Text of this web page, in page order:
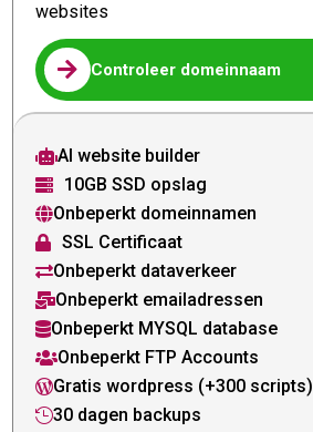
websites
 Controleer domeinnaam
AI website builder
 10GB SSD opslag
Onbeperkt domeinnamen
 SSL Certificaat
Onbeperkt dataverkeer
Onbeperkt emailadressen
Onbeperkt MYSQL database
Onbeperkt FTP Accounts
Gratis wordpress (+300 scripts)
30 dagen backups